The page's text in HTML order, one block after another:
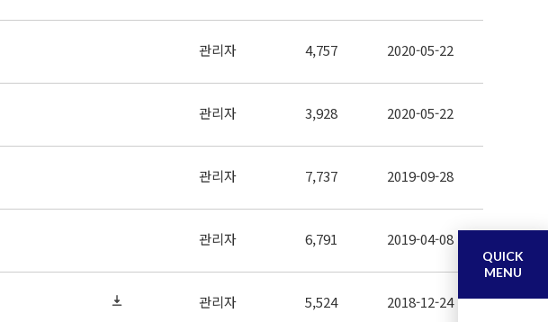
관리자 4,757 2020-05-22
관리자 3,928 2020-05-22
관리자 7,737 2019-09-28
관리자 6,791 2019-04-08
관리자 5,524 2018-12-24
QUICK
MENU